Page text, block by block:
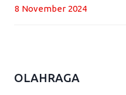
8 November 2024
OLAHRAGA